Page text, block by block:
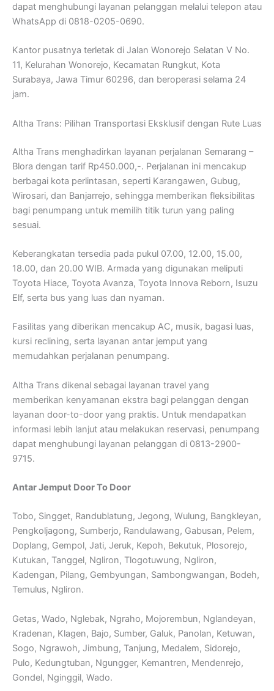
dapat menghubungi layanan pelanggan melalui telepon atau
WhatsApp di 0818-0205-0690.
Kantor pusatnya terletak di Jalan Wonorejo Selatan V No.
11, Kelurahan Wonorejo, Kecamatan Rungkut, Kota
Surabaya, Jawa Timur 60296, dan beroperasi selama 24
jam.
Altha Trans: Pilihan Transportasi Eksklusif dengan Rute Luas
Altha Trans menghadirkan layanan perjalanan Semarang –
Blora dengan tarif Rp450.000,-. Perjalanan ini mencakup
berbagai kota perlintasan, seperti Karangawen, Gubug,
Wirosari, dan Banjarrejo, sehingga memberikan fleksibilitas
bagi penumpang untuk memilih titik turun yang paling
sesuai.
Keberangkatan tersedia pada pukul 07.00, 12.00, 15.00,
18.00, dan 20.00 WIB. Armada yang digunakan meliputi
Toyota Hiace, Toyota Avanza, Toyota Innova Reborn, Isuzu
Elf, serta bus yang luas dan nyaman.
Fasilitas yang diberikan mencakup AC, musik, bagasi luas,
kursi reclining, serta layanan antar jemput yang
memudahkan perjalanan penumpang.
Altha Trans dikenal sebagai layanan travel yang
memberikan kenyamanan ekstra bagi pelanggan dengan
layanan door-to-door yang praktis. Untuk mendapatkan
informasi lebih lanjut atau melakukan reservasi, penumpang
dapat menghubungi layanan pelanggan di 0813-2900-
9715.
Antar Jemput Door To Door
Tobo, Singget, Randublatung, Jegong, Wulung, Bangkleyan,
Pengkoljagong, Sumberjo, Randulawang, Gabusan, Pelem,
Doplang, Gempol, Jati, Jeruk, Kepoh, Bekutuk, Plosorejo,
Kutukan, Tanggel, Ngliron, Tlogotuwung, Ngliron,
Kadengan, Pilang, Gembyungan, Sambongwangan, Bodeh,
Temulus, Ngliron.
Getas, Wado, Nglebak, Ngraho, Mojorembun, Nglandeyan,
Kradenan, Klagen, Bajo, Sumber, Galuk, Panolan, Ketuwan,
Sogo, Ngrawoh, Jimbung, Tanjung, Medalem, Sidorejo,
Pulo, Kedungtuban, Ngungger, Kemantren, Mendenrejo,
Gondel, Nginggil, Wado.